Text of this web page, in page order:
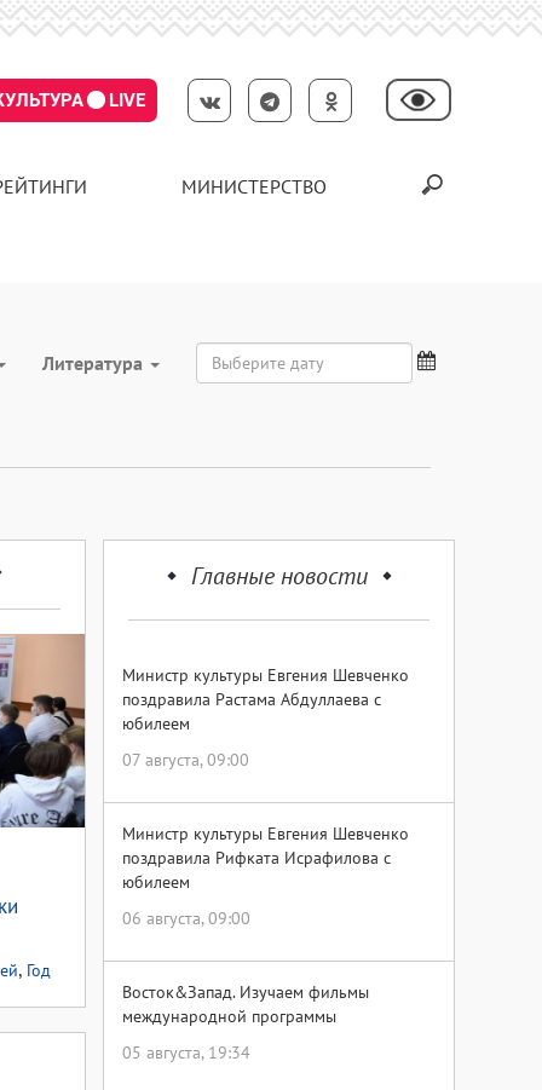
LIVE
МИНИСТЕРСТВО
Литература
, Год
Главные новости
Министр культуры Евгения Шевченко
поздравила Растама Абдуллаева с
юбилеем
07 августа, 09:00
Министр культуры Евгения Шевченко
поздравила Рифката Исрафилова с
юбилеем
06 августа, 09:00
Восток&Запад. Изучаем фильмы
международной программы
05 августа, 19:34